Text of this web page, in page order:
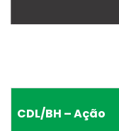
CDL/BH – Ação